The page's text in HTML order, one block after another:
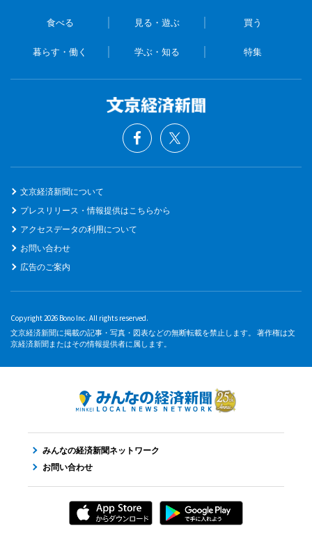
食べる 見る・遊ぶ 買う
暮らす・働く 学ぶ・知る 特集
文京経済新聞について
プレスリリース・情報提供はこちらから
アクセスデータの利用について
お問い合わせ
広告のご案内
Copyright 2026 Bono Inc. All rights reserved.
文京経済新聞に掲載の記事・写真・図表などの無断転載を禁止します。 著作権は文
京経済新聞またはその情報提供者に属します。
みんなの経済新聞ネットワーク
お問い合わせ